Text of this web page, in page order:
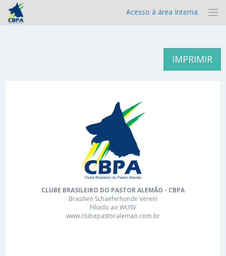
Acesso à área Interna
IMPRIMIR
CLUBE BRASILEIRO DO PASTOR ALEMÃO - CBPA
Brasilien Schaeferhunde Verein
Filiado ao WUSV
www.clubepastoralemao.com.br